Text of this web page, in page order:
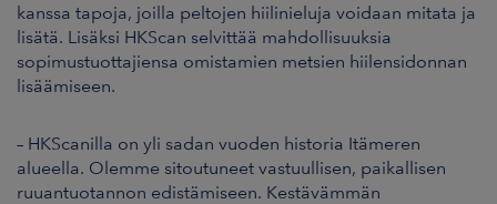
kanssa tapoja, joilla peltojen hiilinieluja voidaan mitata ja
lisätä. Lisäksi HKScan selvittää mahdollisuuksia
sopimustuottajiensa omistamien metsien hiilensidonnan
lisäämiseen.
– HKScanilla on yli sadan vuoden historia Itämeren
alueella. Olemme sitoutuneet vastuullisen, paikallisen
ruuantuotannon edistämiseen. Kestävämmän